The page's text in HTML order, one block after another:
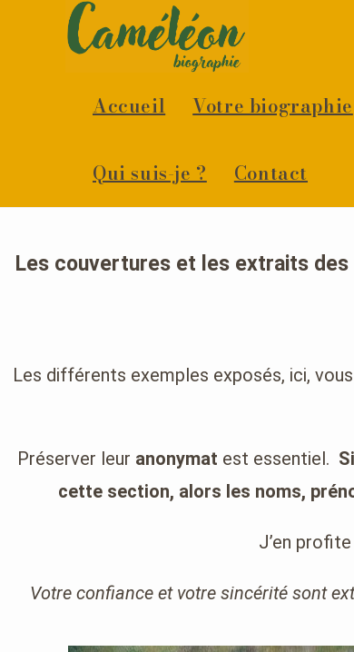
Accueil Votre biographie
Qui suis-je ? Contact
Les couvertures et les extraits des
Les différents exemples exposés, ici,
Préserver leur anonymat est essentiel.
cette section, alors les noms,
J’en
Votre confiance et votre sincérité sont